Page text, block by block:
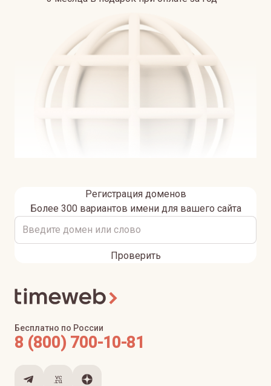
Регистрация доменов
Более 300 вариантов имени для вашего сайта
Проверить
Бесплатно по России
8 (800) 700-10-81